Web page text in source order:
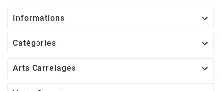
Informations 
Catégories 
Arts Carrelages 